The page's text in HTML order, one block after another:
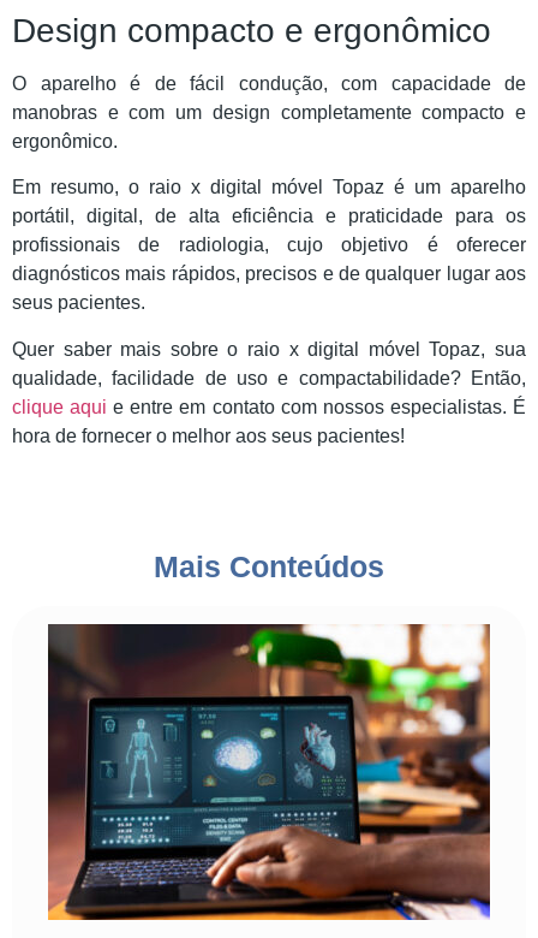
Design compacto e ergonômico
O aparelho é de fácil condução, com capacidade de
manobras e com um design completamente compacto e
ergonômico.
Em resumo, o raio x digital móvel Topaz é um aparelho
portátil, digital, de alta eficiência e praticidade para os
profissionais de radiologia, cujo objetivo é oferecer
diagnósticos mais rápidos, precisos e de qualquer lugar aos
seus pacientes.
Quer saber mais sobre o raio x digital móvel Topaz, sua
qualidade, facilidade de uso e compactabilidade? Então,
clique aqui e entre em contato com nossos especialistas. É
hora de fornecer o melhor aos seus pacientes!
Mais Conteúdos